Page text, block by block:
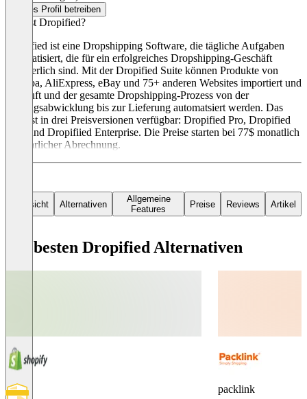
Dieses Profil betreiben
Was ist Dropified?
Dropified ist eine Dropshipping Software, die tägliche Aufgaben
automatisiert, die für ein erfolgreiches Dropshipping-Geschäft
erforderlich sind. Mit der Dropified Suite können Produkte von
Alibaba, AliExpress, eBay und 75+ anderen Websites importiert und
verkauft und der gesamte Dropshipping-Prozess von der
Auftragsabwicklung bis zur Lieferung automatsiert werden. Das
Tool ist in drei Preisversionen verfügbar: Dropified Pro, Dropified
Elite und Dropifiied Enterprise. Die Preise starten bei 77$ monatlich
bei jährlicher Abrechnung.
Übersicht Alternativen
Allgemeine
Features
Preise Reviews Artikel
Die besten Dropified Alternativen
packlink